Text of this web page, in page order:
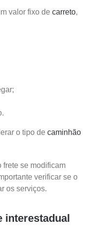
valor fixo de carreto,
o tipo de caminhão
frete se modificam
verificar se o
os serviços.
interestadual